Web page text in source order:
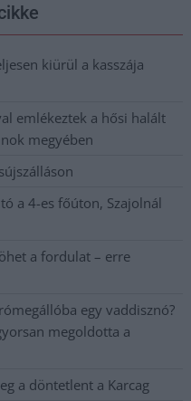
kiürül a kasszája
emlékeztek a hősi halált
megyében
a 4-es főúton, Szajolnál
a fordulat – erre
egy vaddisznó?
megoldotta a
a döntetlent a Karcag